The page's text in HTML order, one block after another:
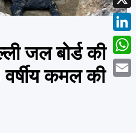
जल बोर्ड की
वर्षीय कमल की
X